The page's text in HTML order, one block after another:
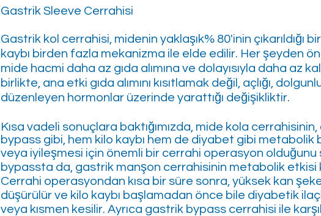
Gastrik Sleeve Cerrahisi
Gastrik kol cerrahisi, midenin yaklaşık% 80'inin çıkarıldığı
kaybı birden fazla mekanizma ile elde edilir. Her şeyden
mide hacmi daha az gıda alımına ve dolayısıyla daha az
birlikte, ana etki gıda alımını kısıtlamak değil, açlığı,
düzenleyen hormonlar üzerinde yarattığı değişikliktir.
Kısa vadeli sonuçlara baktığımızda, mide kola
bypass gibi, hem kilo kaybı hem de diyabet gibi metabolik
veya iyileşmesi için önemli bir cerrahi operasyon olduğunu
bypassta da, gastrik manşon cerrahisinin metabolik etkisi
Cerrahi operasyondan kısa bir süre sonra, yüksek kan
düşürülür ve kilo kaybı başlamadan önce bile diyabetik
veya kısmen kesilir. Ayrıca gastrik bypass cerrahisi ile